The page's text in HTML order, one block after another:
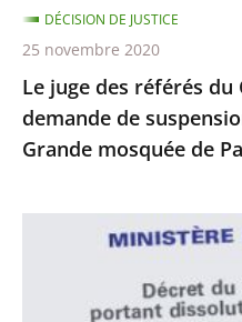
de
suspension
de
la
fermeture
la
Le juge des référés du
demande de
Grande mosquée de
DÉCISION DE JUSTICE
25 novembre 2020